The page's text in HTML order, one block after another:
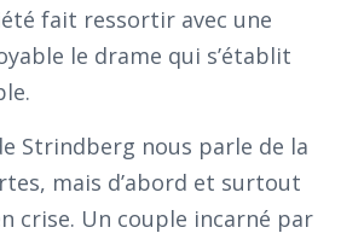
fait ressortir avec une
le drame qui s’établit
Strindberg nous parle de la
mais d’abord et surtout
crise. Un couple incarné par